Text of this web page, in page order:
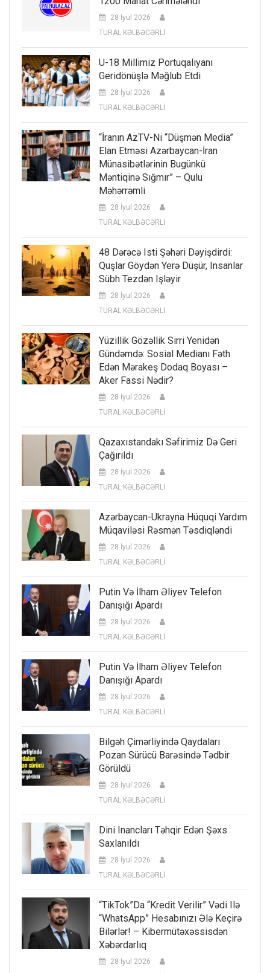
28 İyul 2026
TURAL KƏLBƏCƏRLİ
U-18 Millimiz Portuqaliyanı
Geridönüşlə Məğlub Etdi
28 İyul 2026
TURAL KƏLBƏCƏRLİ
“İranın AzTV-Ni “düşmən Media”
Elan Etməsi Azərbaycan-İran
Münasibətlərinin Bugünkü
Məntiqinə Sığmır” – Qulu
Məhərrəmli
28 İyul 2026
TURAL KƏLBƏCƏRLİ
48 Dərəcə Isti Şəhəri Dəyişdirdi:
Quşlar Göydən Yerə Düşür, Insanlar
Sübh Tezdən Işləyir
28 İyul 2026
TURAL KƏLBƏCƏRLİ
Yüzillik Gözəllik Sirri Yenidən
Gündəmdə: Sosial Medianı Fəth
Edən Mərakeş Dodaq Boyası –
Aker Fassi Nədir?
28 İyul 2026
TURAL KƏLBƏCƏRLİ
Qazaxıstandakı Səfirimiz Də Geri
Çağırıldı
28 İyul 2026
TURAL KƏLBƏCƏRLİ
Azərbaycan-Ukrayna Hüquqi Yardım
Müqaviləsi Rəsmən Təsdiqləndi
28 İyul 2026
TURAL KƏLBƏCƏRLİ
Putin Və İlham Əliyev Telefon
Danışığı Apardı
28 İyul 2026
TURAL KƏLBƏCƏRLİ
Putin Və İlham Əliyev Telefon
Danışığı Apardı
28 İyul 2026
TURAL KƏLBƏCƏRLİ
Bilgəh Çimərliyində Qaydaları
Pozan Sürücü Barəsində Tədbir
Görüldü
28 İyul 2026
TURAL KƏLBƏCƏRLİ
Dini Inancları Təhqir Edən Şəxs
Saxlanıldı
28 İyul 2026
TURAL KƏLBƏCƏRLİ
“TikTok”da “kredit Verilir” Vədi Ilə
“WhatsApp” Hesabınızı Ələ Keçirə
Bilərlər! – Kibermütəxəssisdən
Xəbərdarlıq
28 İyul 2026